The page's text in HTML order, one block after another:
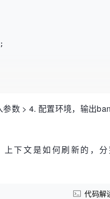
数 > 4. 配置环境，输出
下文是如何刷新的，
代码解